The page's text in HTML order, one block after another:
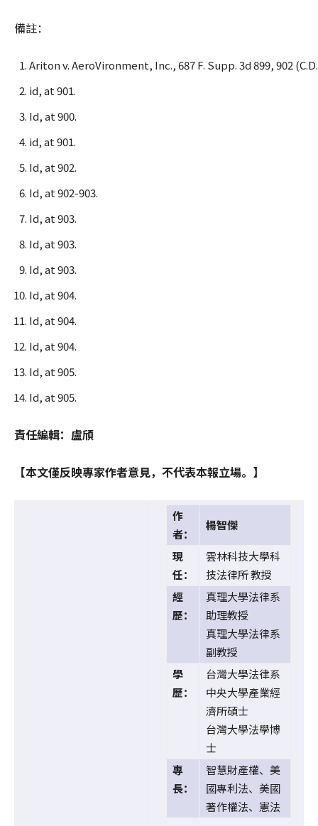
備註：
Ariton v. AeroVironment, Inc., 687 F. Supp. 3d 899, 902 (C.D.
id, at 901.
Id, at 900.
id, at 901.
Id, at 902.
Id, at 902-903.
Id, at 903.
Id, at 903.
Id, at 903.
Id, at 904.
Id, at 904.
Id, at 904.
Id, at 905.
Id, at 905.
責任編輯：盧頎
【本文僅反映專家作者意見，不代表本報立場。】
作
者：
楊智傑
現
任：
雲林科技大學科
技法律所 教授
經
歷：
真理大學法律系
助理教授
真理大學法律系
副教授
學
歷：
台灣大學法律系
中央大學產業經
濟所碩士
台灣大學法學博
士
專
長：
智慧財產權、美
國專利法、美國
著作權法、憲法